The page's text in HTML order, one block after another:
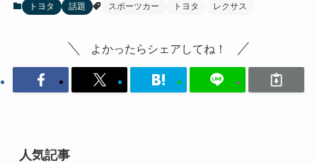
トヨタ 話題 スポーツカー トヨタ レクサス
よかったらシェアしてね！
人気記事